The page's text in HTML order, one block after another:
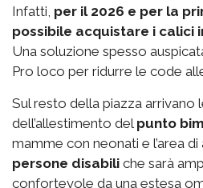
Infatti, per il 2026 e per la
possibile acquistare i calici
Una soluzione spesso
Pro loco per ridurre le code
Sul resto della piazza arrivano
dell’allestimento del punto
mamme con neonati e l’area
persone disabili che sarà
confortevole da una estesa